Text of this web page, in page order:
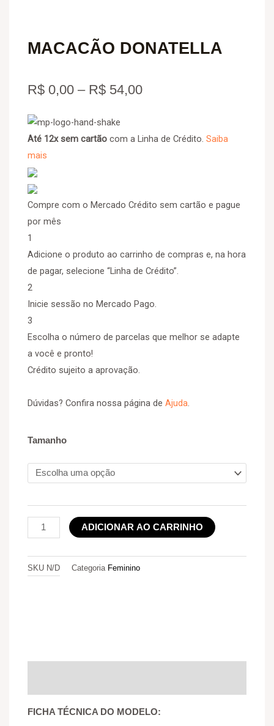
MACACÃO DONATELLA
R$ 0,00 – R$ 54,00Price
R$ 0,00
Até 12x sem cartão com a Linha de Crédito. Saiba
mais
Compre com o Mercado Crédito sem cartão e pague
por mês
1
Adicione o produto ao carrinho de compras e, na hora
de pagar, selecione “Linha de Crédito”.
2
Inicie sessão no Mercado Pago.
3
Escolha o número de parcelas que melhor se adapte
a você e pronto!
Crédito sujeito a aprovação.
Dúvidas? Confira nossa página de Ajuda.
Tamanho
MACACÃO
DONATELLA
quantidade
ADICIONAR AO CARRINHO
SKU N/D Categoria Feminino
FICHA TÉCNICA DO MODELO: